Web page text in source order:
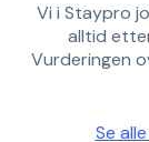
Vi i Staypro
alltid
Vurderingen
Se